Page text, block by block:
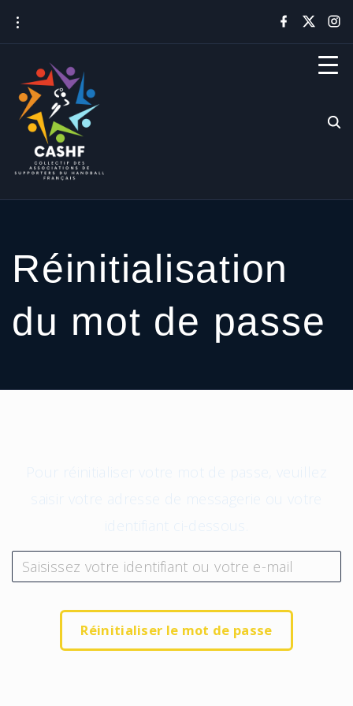
Réinitialisation
du mot de passe
Pour réinitialiser votre mot de passe, veuillez
saisir votre adresse de messagerie ou votre
identifiant ci-dessous.